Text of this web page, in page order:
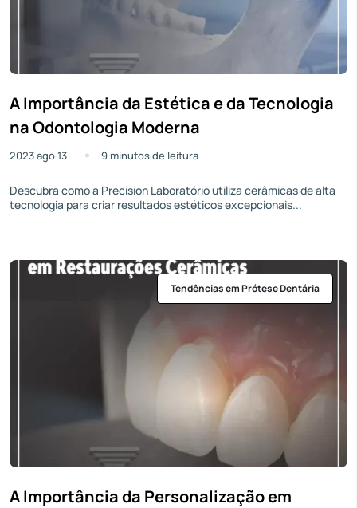
A Importância da Estética e da Tecnologia
na Odontologia Moderna
2023 ago 13 9 minutos de leitura
Descubra como a Precision Laboratório utiliza cerâmicas de alta
tecnologia para criar resultados estéticos excepcionais...
Tendências em Prótese Dentária
A Importância da Personalização em